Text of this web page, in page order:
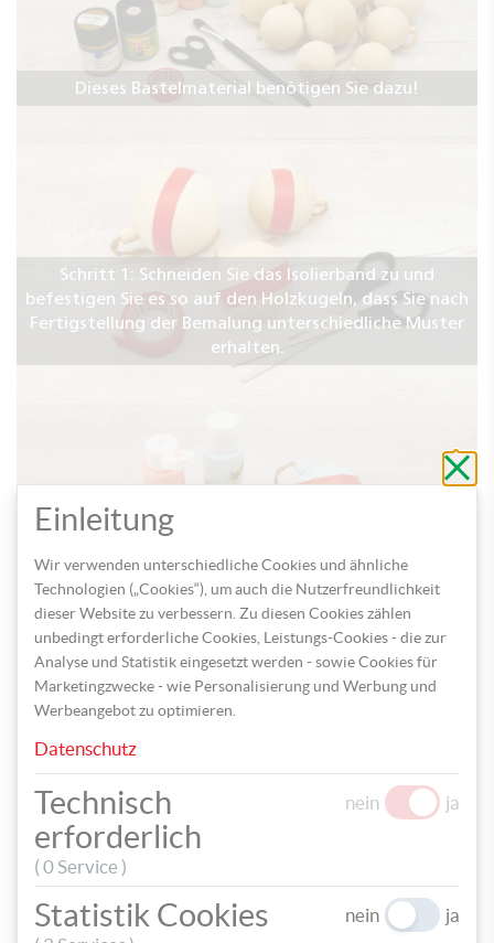
Dieses Bastelmaterial benötigen Sie dazu!
Schritt 1: Schneiden Sie das Isolierband zu und
befestigen Sie es so auf den Holzkugeln, dass Sie nach
Fertigstellung der Bemalung unterschiedliche Muster
erhalten.
Schritt 2: Bemalen Sie nun die Kugeln mit
unterschiedlichen Kreidefarben in Pastell und
Acrylfarben in Gold oder Silber.
Schritt 3: Ziehen Sie zum Schluss die Isolierbänder
ohne
zu
Einleitung
Wir verwenden unterschiedliche Cookies und ähnliche
Technologien („Cookies“), um auch die Nutzerfreundlichkeit
dieser Website zu verbessern. Zu diesen Cookies zählen
unbedingt erforderliche Cookies, Leistungs-Cookies - die zur
Analyse und Statistik eingesetzt werden - sowie Cookies für
Marketingzwecke - wie Personalisierung und Werbung und
Werbeangebot zu optimieren.
Datenschutz
Technisch
erforderlich
( 0 Service )
nein ja
Statistik Cookies nein ja